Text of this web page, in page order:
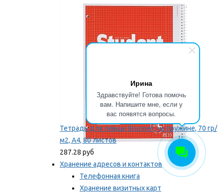
Ирина
Здравствуйте! Готова помочь
вам. Напишите мне, если у
вас появятся вопросы.
Точилки для левшей
Мы рекомендуем
Тетрадь для левши Brunnen, на пружине, 70 гр/
м2, А4, 80 листов
287.28 руб
Хранение адресов и контактов
Телефонная книга
Хранение визитных карт